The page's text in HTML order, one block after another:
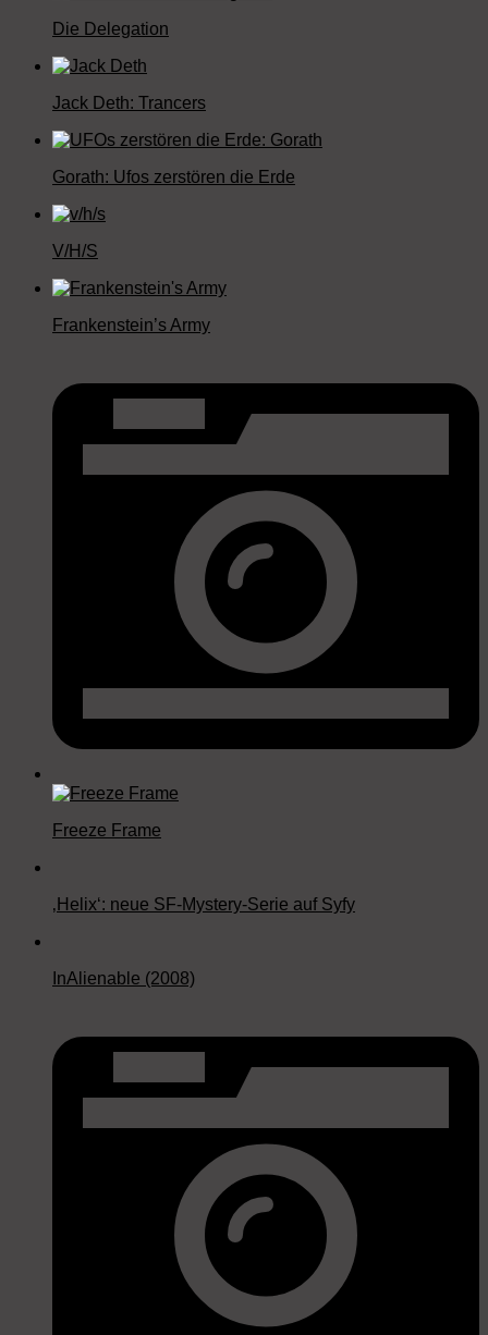
Die Delegation
Jack Deth: Trancers
Gorath: Ufos zerstören die Erde
V/H/S
Frankenstein’s Army
Freeze Frame
‚Helix‘: neue SF-Mystery-Serie auf Syfy
InAlienable (2008)